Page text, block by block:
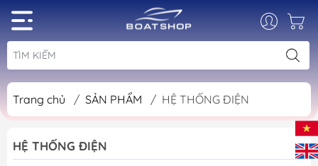
Trang chủ / SẢN PHẨM / HỆ THỐNG ĐIỆN
HỆ THỐNG ĐIỆN